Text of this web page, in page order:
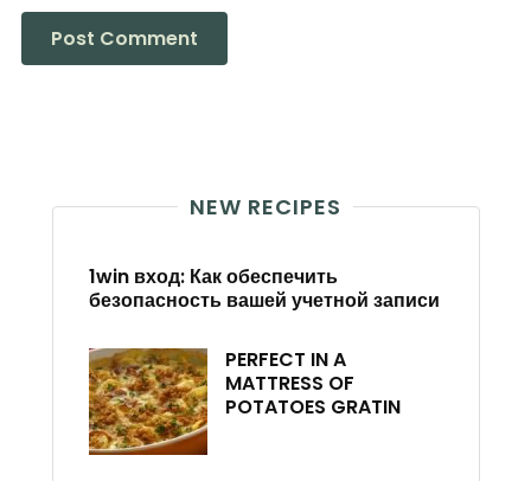
NEW RECIPES
1win вход: Как обеспечить
безопасность вашей учетной записи
PERFECT IN A
MATTRESS OF
POTATOES GRATIN